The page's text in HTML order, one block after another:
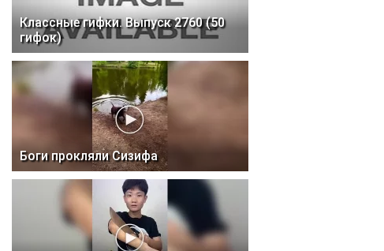
Классные гифки. Выпуск 2760 (50
гифок)
Боги прокляли Сизифа